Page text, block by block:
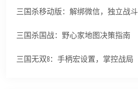
三国杀移动版：解绑微信，独立战斗
三国杀国战：野心家地图决策指南
三国无双8：手柄宏设置，掌控战局